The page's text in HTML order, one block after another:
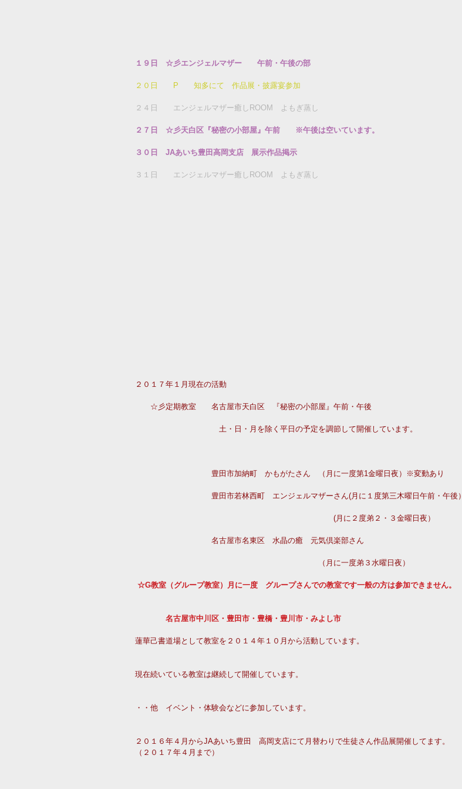
１９日　☆彡エンジェルマザー　　午前・午後の部
２０日　　P　　知多にて　作品展・披露宴参加
２４日　　エンジェルマザー癒しROOM　よもぎ蒸し
２７日　☆彡天白区『秘密の小部屋』午前　　※午後は空いています。
３０日　JAあいち豊田高岡支店　展示作品掲示
３１日　　エンジェルマザー癒しROOM　よもぎ蒸し
２０１７年１月現在の活動
☆彡定期教室　　名古屋市天白区　『秘密の小部屋』午前・午後
土・日・月を除く平日の予定を調節して開催しています。
豊田市加納町　かもがたさん　（月に一度第1金曜日夜）※変動あり
豊田市若林西町　エンジェルマザーさん(月に１度第三木曜日午前・午後）
(月に２度弟２・３金曜日夜）
名古屋市名東区　水晶の癒　元気倶楽部さん
（月に一度弟３水曜日夜）
☆G教室（グループ教室）月に一度　グループさんでの教室です一般の方は参加できません。
名古屋市中川区・豊田市・豊橋・豊川市・みよし市
蓮華己書道場として教室を２０１４年１０月から活動しています。
現在続いている教室は継続して開催しています。
・・他　イベント・体験会などに参加しています。
２０１６年４月からJAあいち豊田　高岡支店にて月替わりで生徒さん作品展開催してます。
（２０１７年４月まで）